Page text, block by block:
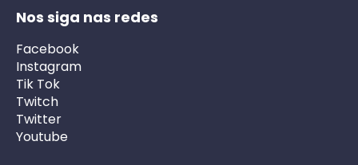
Nos siga nas redes
Facebook
Instagram
Tik Tok
Twitch
Twitter
Youtube